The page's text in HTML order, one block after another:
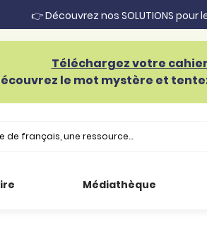
👉 Découvrez nos SOLUTIONS pour
Téléchargez votre
le mot mystère et
Médiathèque